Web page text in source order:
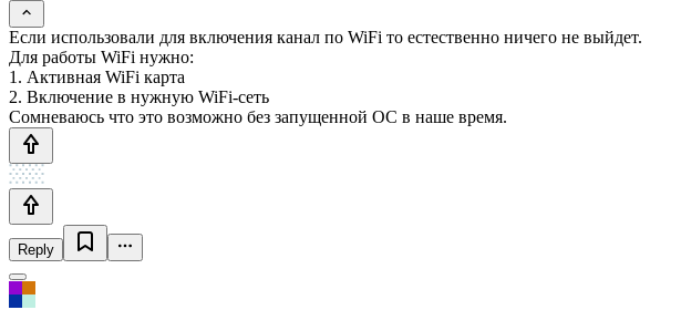
Если использовали для включения канал по WiFi то естественно ничего не выйдет.
Для работы WiFi нужно:
1. Активная WiFi карта
2. Включение в нужную WiFi-сеть
Сомневаюсь что это возможно без запущенной ОС в наше время.
Reply